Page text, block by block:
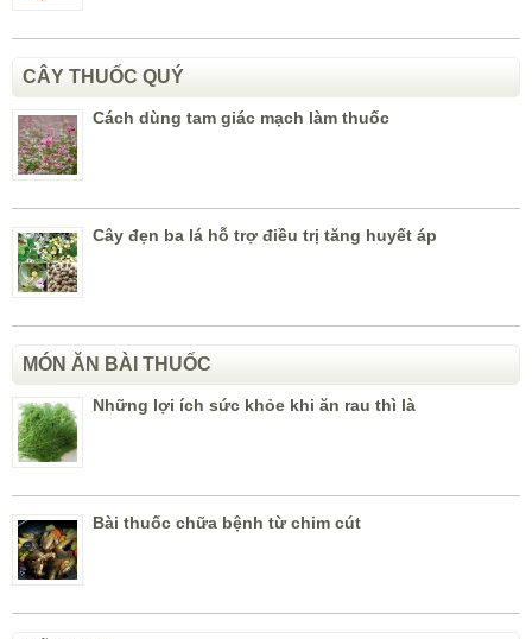
CÂY THUỐC QUÝ
Cách dùng tam giác mạch làm thuốc
Cây đẹn ba lá hỗ trợ điều trị tăng huyết áp
MÓN ĂN BÀI THUỐC
Những lợi ích sức khỏe khi ăn rau thì là
Bài thuốc chữa bệnh từ chim cút